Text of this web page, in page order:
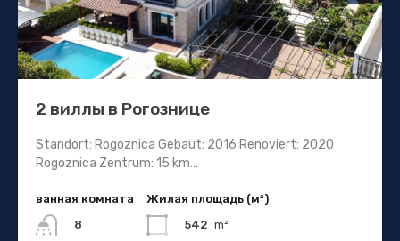
2 виллы в Рогознице
Standort: Rogoznica Gebaut: 2016 Renoviert: 2020
Rogoznica Zentrum: 15 km…
ванная комната
8
Жилая площадь (м²)
542 m²